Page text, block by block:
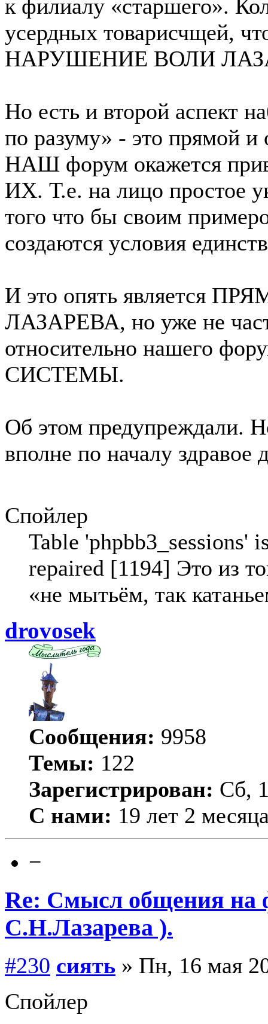
к филиалу «старшего».
усердных товарисчщей,
НАРУШЕНИЕ ВОЛИ
Но есть и второй аспект
по разуму» - это прямой
НАШ форум окажется
ИХ. Т.е. на лицо простое
того что бы своим
создаются условия
И это опять
ЛАЗАРЕВА, но уже не
относительно нашего
СИСТЕМЫ.
Об этом предупреждали.
вполне по началу здравое
Спойлер
Table 'phpbb3_sessions'
repaired [1194] Это из
«не мытьём, так
drovosek
Сообщения: 9958
Темы: 122
Зарегистрирован: Сб,
С нами: 19 лет 2
−
Re: Смысл общения на
С.Н.Лазарева ).
#230 сиять » Пн, 16 мая
Спойлер